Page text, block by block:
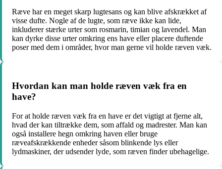
Ræve har en meget skarp lugtesans og kan blive afskrækket af
visse dufte. Nogle af de lugte, som ræve ikke kan lide,
inkluderer stærke urter som rosmarin, timian og lavendel. Man
kan dyrke disse urter omkring ens have eller placere duftende
poser med dem i områder, hvor man gerne vil holde ræven væk.
Hvordan kan man holde ræven væk fra en
have?
For at holde ræven væk fra en have er det vigtigt at fjerne alt,
hvad der kan tiltrække dem, som affald og madrester. Man kan
også installere hegn omkring haven eller bruge
ræveafskrækkende enheder såsom blinkende lys eller
lydmaskiner, der udsender lyde, som ræven finder ubehagelige.